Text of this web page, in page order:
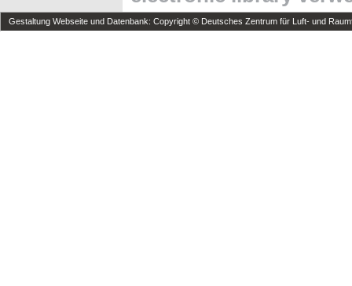
Gestaltung Webseite und Datenbank: Copyright © Deutsches Zentrum für Luft- und